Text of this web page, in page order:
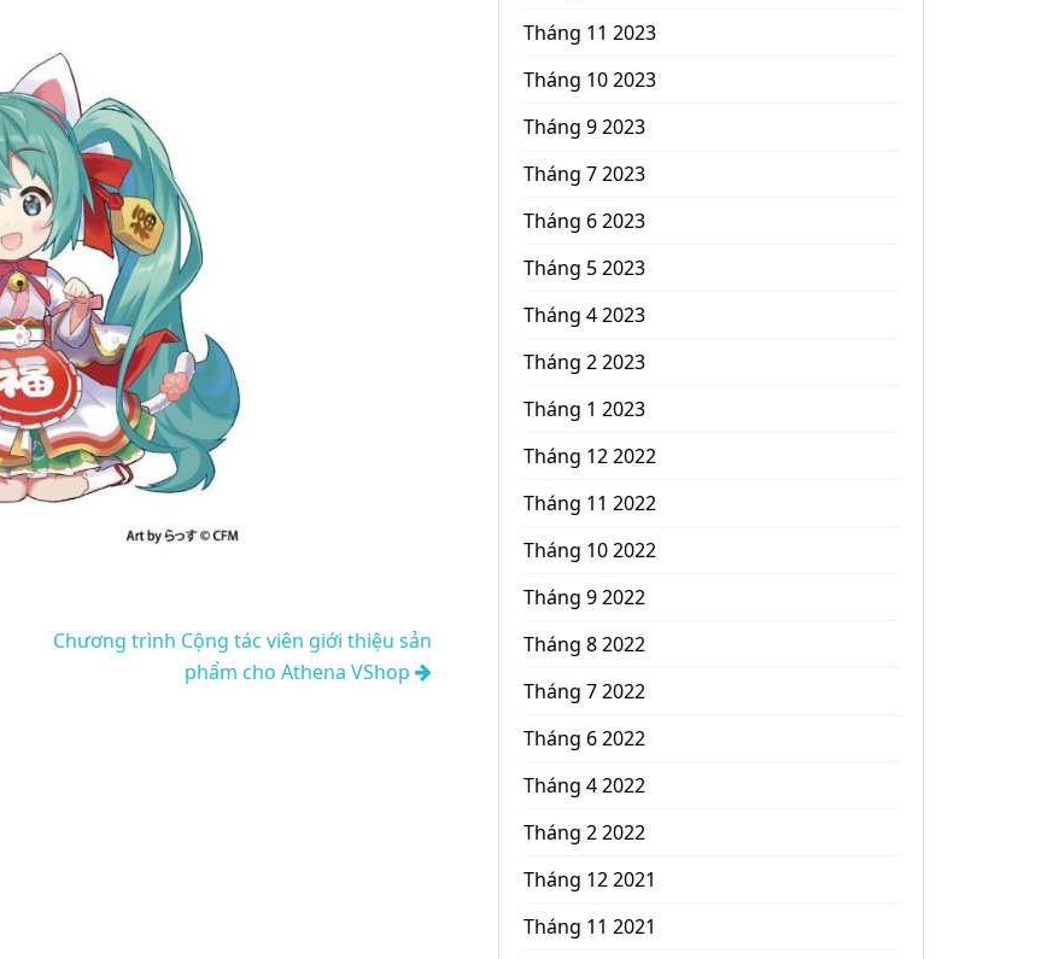
Chương trình Cộng tác viên giới thiệu sản
phẩm cho Athena VShop
Tháng 11 2023
Tháng 10 2023
Tháng 9 2023
Tháng 7 2023
Tháng 6 2023
Tháng 5 2023
Tháng 4 2023
Tháng 2 2023
Tháng 1 2023
Tháng 12 2022
Tháng 11 2022
Tháng 10 2022
Tháng 9 2022
Tháng 8 2022
Tháng 7 2022
Tháng 6 2022
Tháng 4 2022
Tháng 2 2022
Tháng 12 2021
Tháng 11 2021